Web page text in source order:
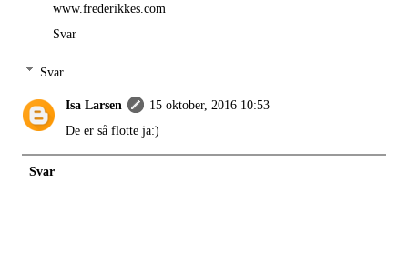
www.frederikkes.com
Svar
Svar
Isa Larsen
15 oktober, 2016 10:53
De er så flotte ja:)
Svar